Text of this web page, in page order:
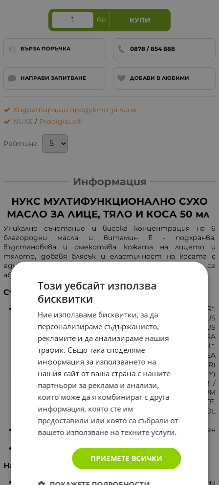
бр КУПИ
БЪРЗА ПОРЪЧКА 0878 / 854 888
НАПРАВИ ЗАПИТВАНЕ ДОБАВИ В ЛЮБИМИ
Хидратиращи продукти за лице
NUXE / Prodigieux®
Рейтинг:
Информация
НУКС МУЛТИФУНКЦИОНАЛНО СУХО
МАСЛО ЗА ЛИЦЕ, ТЯЛО И КОСА 50 мл
Уникално съчетание и висока концентрация на 6
благородни масла и витамин Е - подхранва,
възстановява и омекотява кожата на лицето и
тялото, добавя блясък и еластичност на косата с
едно единствено нанасяне. Бързо се
абсорбира. Подходящо за всеки сезон.
Състав
COCO-CAPRYLATE / CAPRATE*, DICAPRYLYL ETHER*,
MACADAMIA TERNIFOLIA SEED OIL*, PRUNUS
AMYGDALUS DULCIS (SWEET ALMONO) OIL*, CORYLUS
AVELLANA (HAZEL) SEED OIL*, CAMELLIA OLEIFERA
SEED OIL*, PARFUM / FRAGRANCE, TOCOPHEROL*,
BORAGO OFFICINALIS SEED OIL*, OLEA EUROPAEA
(OLIVE) FRUIT OIL*, HELIANTHUS ANNUUS (SUNFLOWER)
SEED OIL*, ROSMARINUS OFFICINALIS (ROSEMARY)
LEAF EXTRACT*, HYPERICUM PERFORATUM FLOWER /
LEAF / STEM EXTRACT*, SOLANUM LYCOPERSICUM
(TOMATO) FRUIT EXTRACT*, BENZYL SALICYLATE,
LINALOOL, LIMONENE, CITRONELLOL, GERANIOL
[N2206/A].
* Съдържа 98.8% съставки от растителен
Без консерванти.
Начин на употреба
Лице - Нанасяйте Huile Prodigieuse с нежни
Този уебсайт използва
бисквитки
Ние използваме бисквитки, за да
персонализираме съдържанието,
рекламите и да анализираме нашия
трафик. Също така споделяме
информация за използването на
нашия сайт от ваша страна с нашите
партньори за реклама и анализи,
които може да я комбинират с друга
информация, която сте им
предоставили или която са събрали от
вашето използване на техните услуги.
ПРИЕМЕТЕ ВСИЧКИ